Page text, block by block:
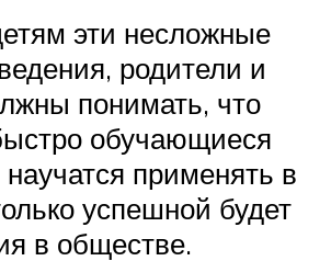
эти несложные
родители и
понимать, что
обучающиеся
применять в
успешной будет
в обществе.